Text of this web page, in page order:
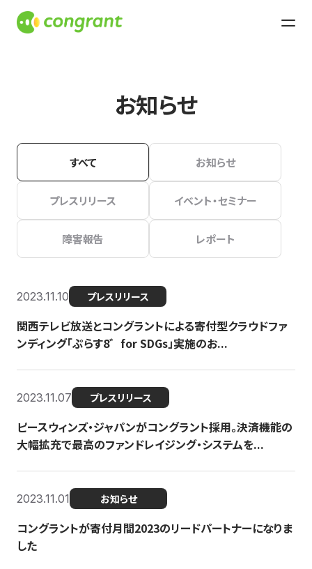
お知らせ
すべて お知らせ
プレスリリース イベント・セミナー
障害報告 レポート
2023.11.10 プレスリリース
関西テレビ放送とコングラントによる寄付型クラウドファ
ンディング「ぷらす8゛for SDGs」実施のお...
2023.11.07 プレスリリース
ピースウィンズ・ジャパンがコングラント採用。決済機能の
大幅拡充で最高のファンドレイジング・システムを...
2023.11.01 お知らせ
コングラントが寄付月間2023のリードパートナーになりま
した